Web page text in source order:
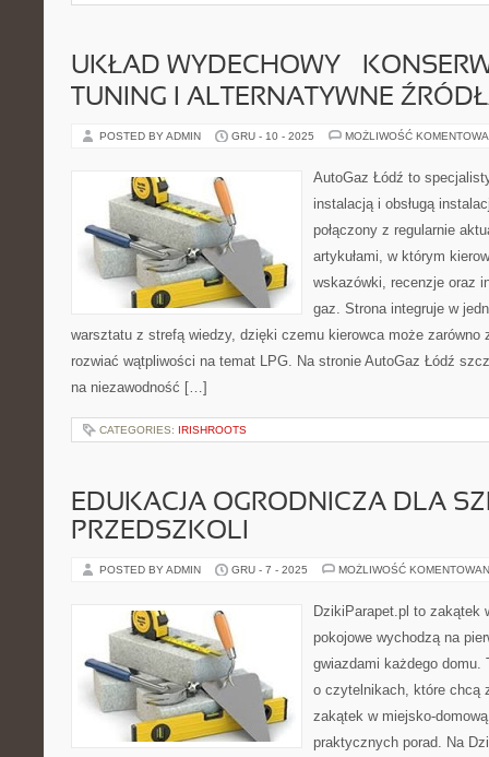
UKŁAD WYDECHOWY –
TUNING I ALTERNATYWNE
POSTED BY ADMIN GRU - 10 - 2025 MOŻLIWOŚĆ
AutoGaz Łódź to
instalacją i obsługą
połączony z regularnie
artykułami, w którym
wskazówki, recenzje oraz
gaz. Strona integruje w
warsztatu z strefą wiedzy, dzięki czemu kierowca może zarówno
rozwiać wątpliwości na temat LPG. Na stronie AutoGaz Łódź
na niezawodność […]
CATEGORIES: IRISHROOTS
EDUKACJA OGRODNICZA DLA
PRZEDSZKOLI
POSTED BY ADMIN GRU - 7 - 2025 MOŻLIWOŚĆ
DzikiParapet.pl to zakątek
pokojowe wychodzą na
gwiazdami każdego domu.
o czytelnikach, które chcą
zakątek w miejsko-
praktycznych porad. Na